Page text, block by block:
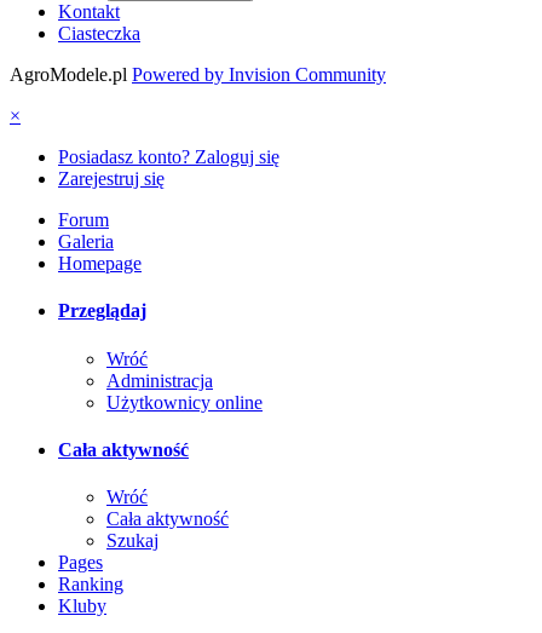
Kontakt
Ciasteczka
AgroModele.pl Powered by Invision Community
×
Posiadasz konto? Zaloguj się
Zarejestruj się
Forum
Galeria
Homepage
Przeglądaj
Wróć
Administracja
Użytkownicy online
Cała aktywność
Wróć
Cała aktywność
Szukaj
Pages
Ranking
Kluby